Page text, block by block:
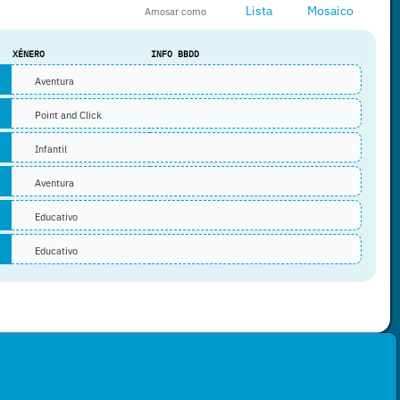
Amosar como Lista Mosaico
XÉNERO INFO BBDD
Aventura
Point and Click
Infantil
Aventura
Educativo
Educativo